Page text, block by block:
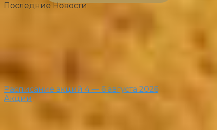
Последние Новости
Расписание акций 4 — 6 августа 2026
Акции